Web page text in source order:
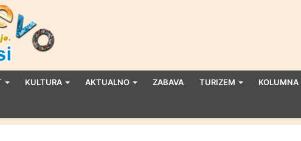
KULTURA AKTUALNO ZABAVA TURIZEM KOLUMNA